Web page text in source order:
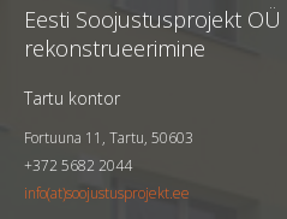
Kortereid
60
Eesti Soojustusprojekt
rekonstrueerimine
Tartu kontor
Fortuuna 11, Tartu, 50603
+372 5682 2044
info(at)soojustusprojekt.ee